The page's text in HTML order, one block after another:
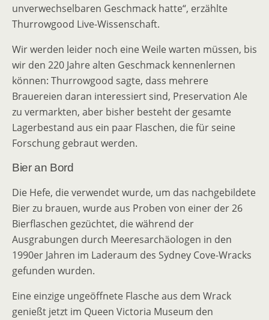
unverwechselbaren Geschmack hatte“, erzählte
Thurrowgood Live-Wissenschaft.
Wir werden leider noch eine Weile warten müssen, bis
wir den 220 Jahre alten Geschmack kennenlernen
können: Thurrowgood sagte, dass mehrere
Brauereien daran interessiert sind, Preservation Ale
zu vermarkten, aber bisher besteht der gesamte
Lagerbestand aus ein paar Flaschen, die für seine
Forschung gebraut werden.
Bier an Bord
Die Hefe, die verwendet wurde, um das nachgebildete
Bier zu brauen, wurde aus Proben von einer der 26
Bierflaschen gezüchtet, die während der
Ausgrabungen durch Meeresarchäologen in den
1990er Jahren im Laderaum des Sydney Cove-Wracks
gefunden wurden.
Eine einzige ungeöffnete Flasche aus dem Wrack
genießt jetzt im Queen Victoria Museum den